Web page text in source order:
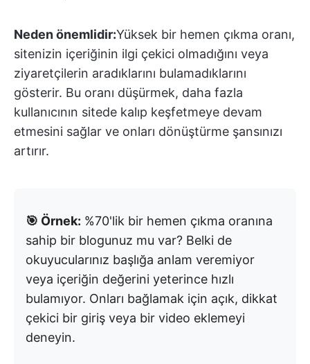
Neden önemlidir:Yüksek bir hemen çıkma oranı,
sitenizin içeriğinin ilgi çekici olmadığını veya
ziyaretçilerin aradıklarını bulamadıklarını
gösterir. Bu oranı düşürmek, daha fazla
kullanıcının sitede kalıp keşfetmeye devam
etmesini sağlar ve onları dönüştürme şansınızı
artırır.
🎯 Örnek: %70'lik bir hemen çıkma oranına
sahip bir blogunuz mu var? Belki de
okuyucularınız başlığa anlam veremiyor
veya içeriğin değerini yeterince hızlı
bulamıyor. Onları bağlamak için açık, dikkat
çekici bir giriş veya bir video eklemeyi
deneyin.